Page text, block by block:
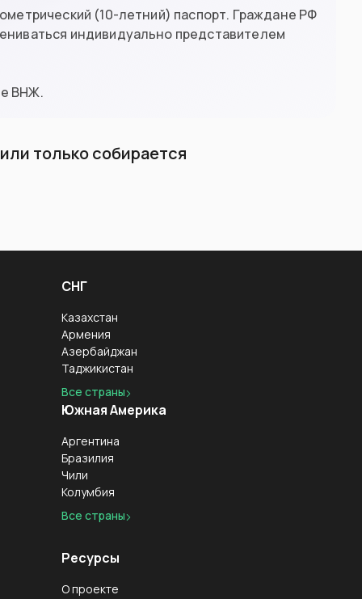
(10-летний) паспорт. Граждане РФ
индивидуально представителем
ВНЖ.
только собирается
СНГ
Казахстан
Армения
Азербайджан
Таджикистан
Все страны
Южная Америка
Аргентина
Бразилия
Чили
Колумбия
Все страны
Ресурсы
О проекте